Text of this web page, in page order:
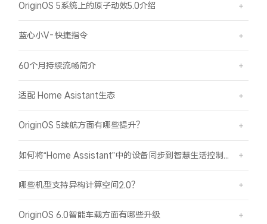
X Fold5
全部X机型
S20 Pro
全部S机型
Y50 5G
OriginOS 5系统上的原子动效5.0介绍
蓝心小V-快捷指令
60个月持续流畅简介
适配 Home Asistant生态
OriginOS 5续航方面有哪些提升？
哪些机型支持异构计算空间2.0？
OriginOS 6.0智能车载方面有哪些升级